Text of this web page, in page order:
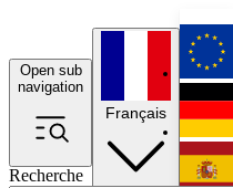
Open sub
navigation
Recherche
Français